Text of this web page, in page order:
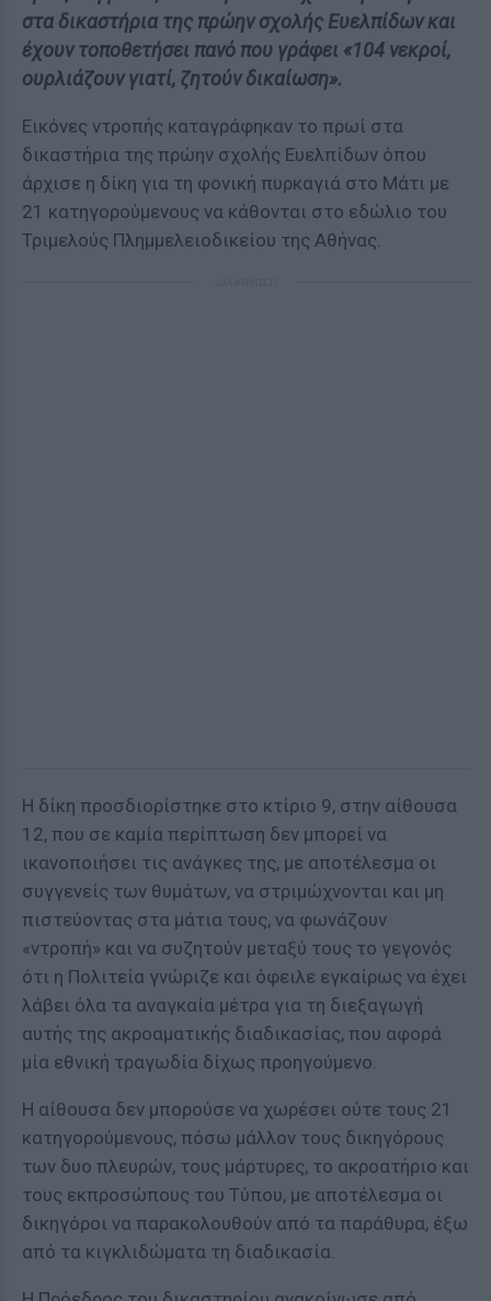
στα δικαστήρια της πρώην σχολής Ευελπίδων και
έχουν τοποθετήσει πανό που γράφει «104 νεκροί,
ουρλιάζουν γιατί, ζητούν δικαίωση».
Εικόνες ντροπής καταγράφηκαν το πρωί στα
δικαστήρια της πρώην σχολής Ευελπίδων όπου
άρχισε η δίκη για τη φονική πυρκαγιά στο Μάτι με
21 κατηγορούμενους να κάθονται στο εδώλιο του
Τριμελούς Πλημμελειοδικείου της Αθήνας.
Η δίκη προσδιορίστηκε στο κτίριο 9, στην αίθουσα
12, που σε καμία περίπτωση δεν μπορεί να
ικανοποιήσει τις ανάγκες της, με αποτέλεσμα οι
συγγενείς των θυμάτων, να στριμώχνονται και μη
πιστεύοντας στα μάτια τους, να φωνάζουν
«ντροπή» και να συζητούν μεταξύ τους το γεγονός
ότι η Πολιτεία γνώριζε και όφειλε εγκαίρως να έχει
λάβει όλα τα αναγκαία μέτρα για τη διεξαγωγή
αυτής της ακροαματικής διαδικασίας, που αφορά
μία εθνική τραγωδία δίχως προηγούμενο.
Η αίθουσα δεν μπορούσε να χωρέσει ούτε τους 21
κατηγορούμενους, πόσω μάλλον τους δικηγόρους
των δυο πλευρών, τους μάρτυρες, το ακροατήριο και
τους εκπροσώπους του Τύπου, με αποτέλεσμα οι
δικηγόροι να παρακολουθούν από τα παράθυρα, έξω
από τα κιγκλιδώματα τη διαδικασία.